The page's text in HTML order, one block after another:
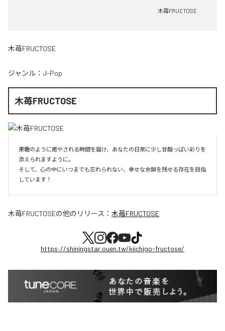
木苺FRUCTOSE
木苺FRUCTOSE
ジャンル： J-Pop
木苺FRUCTOSE
果糖のように癒やされる時間を届け、あなたの日常に少し甘酸っぱい彩りを
添えられますように。
そして、心の中にいつまでも忘れられない、幸せな余韻を残せる存在を目指
しています！
木苺FRUCTOSEの他のリリース： 木苺FRUCTOSE
https://shiningstar.ouen.tw/kiichigo-fructose/